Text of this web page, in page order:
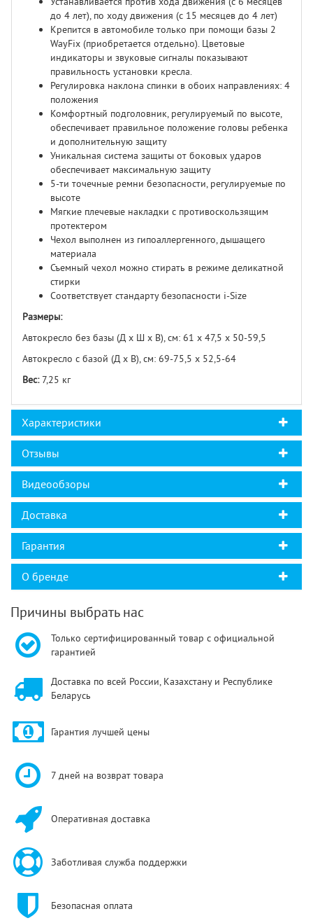
до 4 лет), по ходу движения (с 15 месяцев до 4 лет)
Крепится в автомобиле только при помощи базы 2
WayFix (приобретается отдельно). Цветовые
индикаторы и звуковые сигналы показывают
правильность установки кресла.
Регулировка наклона спинки в обоих направлениях: 4
положения
Комфортный подголовник, регулируемый по высоте,
обеспечивает правильное положение головы ребенка
и дополнительную защиту
Уникальная система защиты от боковых ударов
обеспечивает максимальную защиту
5-ти точечные ремни безопасности, регулируемые по
высоте
Мягкие плечевые накладки с противоскользящим
протектером
Чехол выполнен из гипоаллергенного, дышащего
материала
Съемный чехол можно стирать в режиме деликатной
стирки
Соответствует стандарту безопасности i-Size
Размеры:
Автокресло без базы (Д х Ш х В), см: 61 х 47,5 х 50-59,5
Автокресло с базой (Д х В), см: 69-75,5 х 52,5-64
Вес:7,25 кг
Характеристики
Отзывы
Видеообзоры
Доставка
Гарантия
О бренде
Причины выбрать нас
Только сертифицированный товар с официальной
гарантией
Доставка по всей России, Казахстану и Республике
Беларусь
Гарантия лучшей цены
7 дней на возврат товара
Оперативная доставка
Заботливая служба поддержки
Безопасная оплата